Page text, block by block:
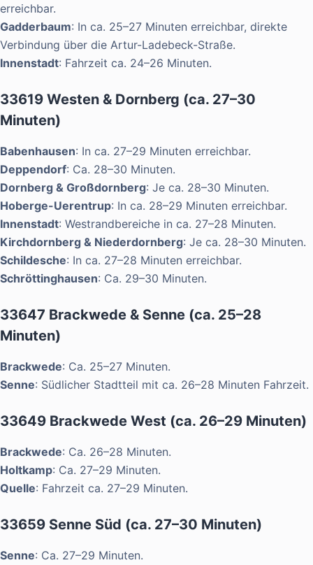
erreichbar.
Gadderbaum: In ca. 25–27 Minuten erreichbar, direkte
Verbindung über die Artur-Ladebeck-Straße.
Innenstadt: Fahrzeit ca. 24–26 Minuten.
33619 Westen & Dornberg (ca. 27–30
Minuten)
Babenhausen: In ca. 27–29 Minuten erreichbar.
Deppendorf: Ca. 28–30 Minuten.
Dornberg & Großdornberg: Je ca. 28–30 Minuten.
Hoberge-Uerentrup: In ca. 28–29 Minuten erreichbar.
Innenstadt: Westrandbereiche in ca. 27–28 Minuten.
Kirchdornberg & Niederdornberg: Je ca. 28–30 Minuten.
Schildesche: In ca. 27–28 Minuten erreichbar.
Schröttinghausen: Ca. 29–30 Minuten.
33647 Brackwede & Senne (ca. 25–28
Minuten)
Brackwede: Ca. 25–27 Minuten.
Senne: Südlicher Stadtteil mit ca. 26–28 Minuten Fahrzeit.
33649 Brackwede West (ca. 26–29 Minuten)
Brackwede: Ca. 26–28 Minuten.
Holtkamp: Ca. 27–29 Minuten.
Quelle: Fahrzeit ca. 27–29 Minuten.
33659 Senne Süd (ca. 27–30 Minuten)
Senne: Ca. 27–29 Minuten.